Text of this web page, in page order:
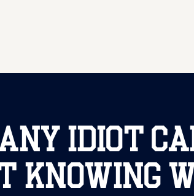
idiot
knowing